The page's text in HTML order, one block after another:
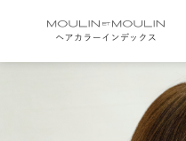
BRAND ブランド